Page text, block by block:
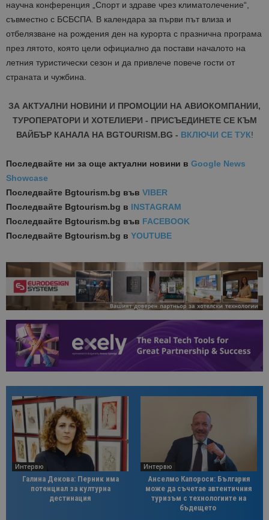
научна конференция „Спорт и здраве чрез климатолечение“,
съвместно с БСБСПА. В календара за първи път влиза и
отбелязване на рождения ден на курорта с празнична програма
през лятото, която цели официално да постави началото на
летния туристически сезон и да привлече повече гости от
страната и чужбина.
ЗА АКТУАЛНИ НОВИНИ И ПРОМОЦИИ НА АВИОКОМПАНИИ,
ТУРОПЕРАТОРИ И ХОТЕЛИЕРИ - ПРИСЪЕДИНЕТЕ СЕ КЪМ
ВАЙБЪР КАНАЛА НА BGTOURISM.BG - ВКЛЮЧИ СЕ ТУК!
Последвайте ни за още актуални новини в Google News
Showcase
Последвайте Bgtourism.bg във VIBER
Последвайте Bgtourism.bg в INSTAGRAM
Последвайте Bgtourism.bg във FACEBOOK
Последвайте Bgtourism.bg в YOUTUBE
Интервю
Галина Декова: Перник има
потенциал за културна
дестинация
Интервю
Анселмо Капороси: България
може да съчетае автентичния
туризъм с технологиите на
бъдещето